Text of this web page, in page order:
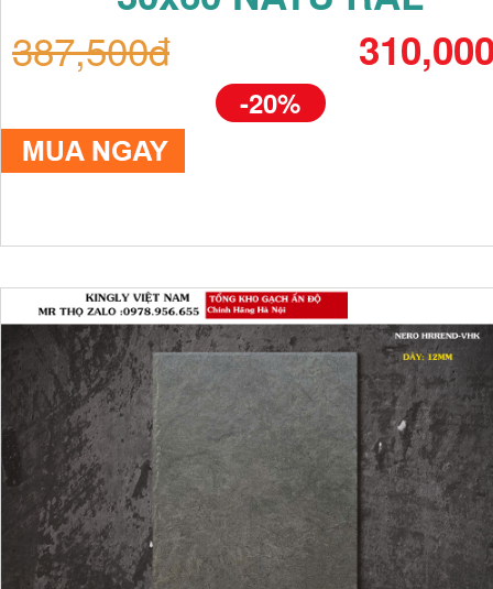
387,500đ
-20%